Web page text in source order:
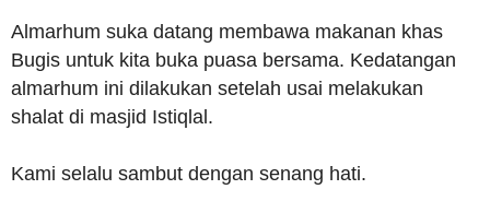
Almarhum suka datang membawa makanan khas
Bugis untuk kita buka puasa bersama. Kedatangan
almarhum ini dilakukan setelah usai melakukan
shalat di masjid Istiqlal.
Kami selalu sambut dengan senang hati.